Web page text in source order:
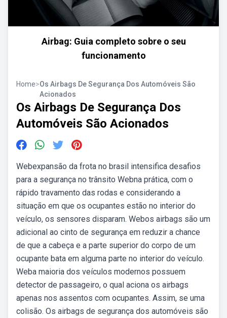
Airbag: Guia completo sobre o seu
funcionamento
Home>Os Airbags De Segurança Dos Automóveis São
Acionados
Os Airbags De Segurança Dos
Automóveis São Acionados
Webexpansão da frota no brasil intensifica desafios
para a segurança no trânsito Webna prática, com o
rápido travamento das rodas e considerando a
situação em que os ocupantes estão no interior do
veículo, os sensores disparam. Webos airbags são um
adicional ao cinto de segurança em reduzir a chance
de que a cabeça e a parte superior do corpo de um
ocupante bata em alguma parte no interior do veículo.
Weba maioria dos veículos modernos possuem
detector de passageiro, o qual aciona os airbags
apenas nos assentos com ocupantes. Assim, se uma
colisão. Os airbags de segurança dos automóveis são